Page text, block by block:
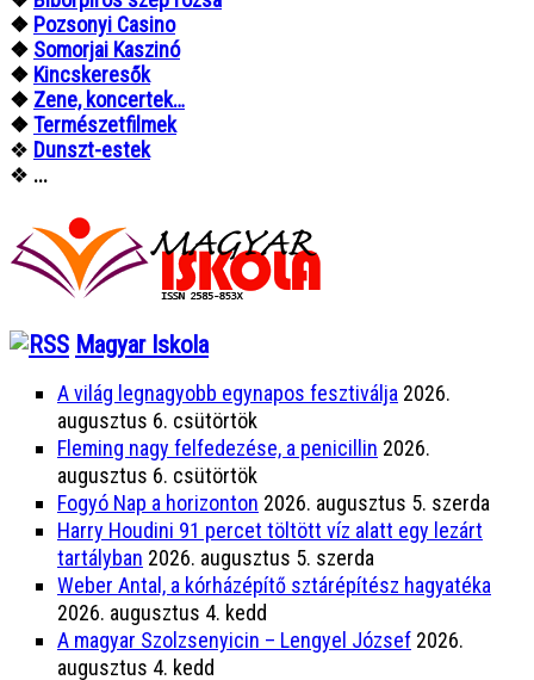
❖ Pozsonyi Casino
❖ Somorjai Kaszinó
❖ Kincskeresők
❖ Zene, koncertek…
❖Természetfilmek
❖ Dunszt-estek
❖ ...
Magyar Iskola
A világ legnagyobb egynapos fesztiválja 2026.
augusztus 6. csütörtök
Fleming nagy felfedezése, a penicillin 2026.
augusztus 6. csütörtök
Fogyó Nap a horizonton 2026. augusztus 5. szerda
Harry Houdini 91 percet töltött víz alatt egy lezárt
tartályban 2026. augusztus 5. szerda
Weber Antal, a kórházépítő sztárépítész hagyatéka
2026. augusztus 4. kedd
A magyar Szolzsenyicin – Lengyel József 2026.
augusztus 4. kedd